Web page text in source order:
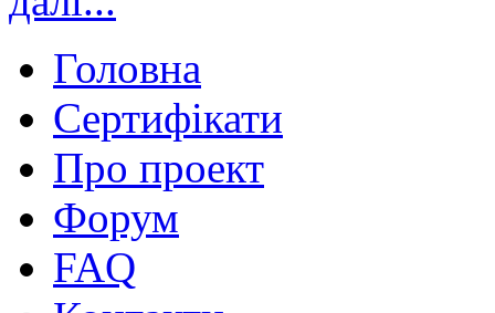
Головна
Сертифікати
Про проект
Форум
FAQ